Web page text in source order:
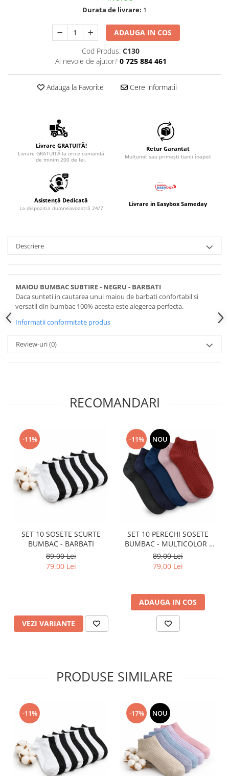
Durata de livrare: 1
ADAUGA IN COS
Cod Produs: C130
Ai nevoie de ajutor? 0 725 884 461
Adauga la Favorite Cere informatii
Livrare GRATUITĂ!
Livrare GRATUITĂ la orice comandă
de minim 200 de lei.
Retur Garantat
Mulțumit sau primești banii înapoi!
Asistență Dedicată
La dispoziția dumneavoastră 24/7
Livrare in Easybox Sameday
Descriere
MAIOU BUMBAC SUBTIRE - NEGRU - BARBATI
Daca sunteti in cautarea unui maiou de barbati confortabil si
versatil din bumbac 100% acesta este alegerea perfecta.
Informatii conformitate produs
Review-uri(0)
RECOMANDARI
-11%
SET 10 SOSETE SCURTE
BUMBAC - BARBATI
89,00 Lei
79,00 Lei
VEZI VARIANTE
-11% NOU
SET 10 PERECHI SOSETE
BUMBAC - MULTICOLOR -
BARBATI
89,00 Lei
79,00 Lei
ADAUGA IN COS
PRODUSE SIMILARE
-11% -17% NOU